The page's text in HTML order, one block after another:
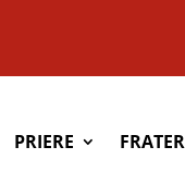
PRIERE